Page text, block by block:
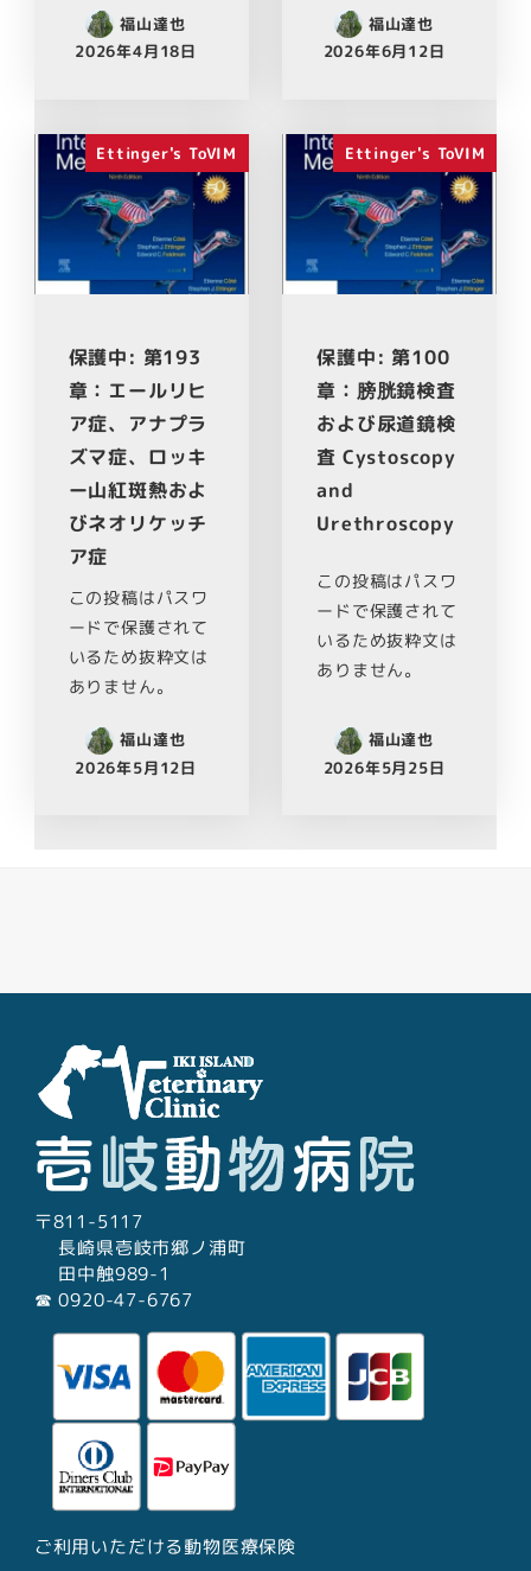
福山達也
2026年4月18日
福山達也
2026年6月12日
Ettinger's ToVIM
保護中: 第193
章：エールリヒ
ア症、アナプラ
ズマ症、ロッキ
ー山紅斑熱およ
びネオリケッチ
ア症
この投稿はパスワ
ードで保護されて
いるため抜粋文は
ありません。
福山達也
2026年5月12日
Ettinger's ToVIM
保護中: 第100
章：膀胱鏡検査
および尿道鏡検
査 Cystoscopy
and
Urethroscopy
この投稿はパスワ
ードで保護されて
いるため抜粋文は
ありません。
福山達也
2026年5月25日
〒811-5117
長崎県壱岐市郷ノ浦町
田中触989-1
☎︎ 0920-47-6767
ご利用いただける動物医療保険